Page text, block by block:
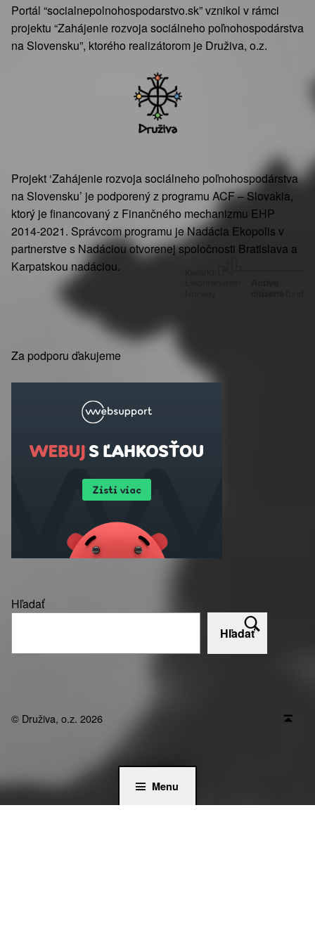
Menu
Portál “socialnepolnohospodarstvo.sk” vznikol v rámci
projektu “Zahájenie rozvoja sociálneho poľnohospodárstva
na Slovensku”, ktorého realizátorom je Druživa, o.z.
Projekt ‘Zahájenie rozvoja sociálneho poľnohospodárstva
na Slovensku’ je podporený z programu ACF – Slovakia,
ktorý je financovaný z Finančného mechanizmu EHP
2014-2021. Správcom programu je Nadácia Ekopolis v
partnerstve s Nadáciou otvorenej spoločnosti Bratislava a
Karpatskou nadáciou.
Za podporu ďakujeme
Hľadať
Hľadať
© Druživa, o.z. 2026